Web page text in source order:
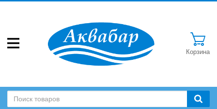
Корзина